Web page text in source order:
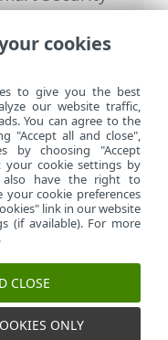
>
>
cookies
to give you the best
our website traffic,
You can agree to the
"Accept all and close",
by choosing "Accept
your cookie settings by
also have the right to
cookie preferences
link in our website
(if available). For more
CLOSE
ONLY